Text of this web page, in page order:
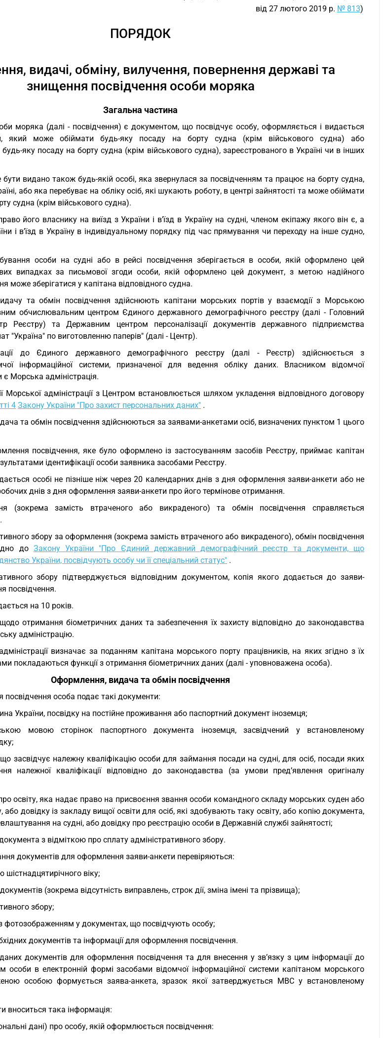
від 27 лютого 2019 р. № 813)
ПОРЯДОК
видачі, обміну, вилучення, повернення державі та
знищення посвідчення особи моряка
Загальна частина
моряка (далі - посвідчення) є документом, що посвідчує особу, оформляється і видається
який може обіймати будь-яку посаду на борту судна (крім військового судна) або
яку посаду на борту судна (крім військового судна), зареєстрованого в Україні чи в інших
видано також будь-якій особі, яка звернулася за посвідченням та працює на борту судна,
або яка перебуває на обліку осіб, які шукають роботу, в центрі зайнятості та може обіймати
судна (крім військового судна).
його власнику на виїзд з України і в’їзд в Україну на судні, членом екіпажу якого він є, а
і в’їзд в Україну в індивідуальному порядку під час прямування чи переходу на інше судно,
особи на судні або в рейсі посвідчення зберігається в особи, якій оформлено цей
випадках за письмової згоди особи, якій оформлено цей документ, з метою надійного
може зберігатися у капітана відповідного судна.
та обмін посвідчення здійснюють капітани морських портів у взаємодії з Морською
обчислювальним центром Єдиного державного демографічного реєстру (далі - Головний
Реєстру) та Державним центром персоналізації документів державного підприємства
"Україна" по виготовленню паперів" (далі - Центр).
до Єдиного державного демографічного реєстру (далі - Реєстр) здійснюється з
інформаційної системи, призначеної для ведення обліку даних. Власником відомчої
є Морська адміністрація.
Морської адміністрації з Центром встановлюється шляхом укладення відповідного договору
4 Закону України "Про захист персональних даних" .
та обмін посвідчення здійснюються за заявами-анкетами осіб, визначених пунктом 1 цього
посвідчення, яке було оформлено із застосуванням засобів Реєстру, приймає капітан
ідентифікації особи заявника засобами Реєстру.
особі не пізніше ніж через 20 календарних днів з дня оформлення заяви-анкети або не
днів з дня оформлення заяви-анкети про його термінове отримання.
(зокрема замість втраченого або викраденого) та обмін посвідчення справляється
збору за оформлення (зокрема замість втраченого або викраденого), обмін посвідчення
до Закону України "Про Єдиний державний демографічний реєстр та документи, що
України, посвідчують особу чи її спеціальний статус" .
збору підтверджується відповідним документом, копія якого додається до заяви-
посвідчення.
на 10 років.
отримання біометричних даних та забезпечення їх захисту відповідно до законодавства
адміністрацію.
визначає за поданням капітана морського порту працівників, на яких згідно з їх
покладаються функції з отримання біометричних даних (далі - уповноважена особа).
Оформлення, видача та обмін посвідчення
особа подає такі документи:
України, посвідку на постійне проживання або паспортний документ іноземця;
мовою сторінок паспортного документа іноземця, засвідчений у встановленому
засвідчує належну кваліфікацію особи для займання посади на судні, для осіб, посади яких
належної кваліфікації відповідно до законодавства (за умови пред’явлення оригіналу
освіту, яка надає право на присвоєння звання особи командного складу морських суден або
або довідку із закладу вищої освіти для осіб, які здобувають таку освіту, або копію документа,
на судні, або довідку про реєстрацію особи в Державній службі зайнятості;
з відміткою про сплату адміністративного збору.
документів для оформлення заяви-анкети перевіряються:
віку;
(зокрема відсутність виправлень, строк дії, зміна імені та прізвища);
збору;
фотозображенням у документах, що посвідчують особу;
документів та інформації для оформлення посвідчення.
документів для оформлення посвідчення та для внесення у зв’язку з цим інформації до
особи в електронній формі засобами відомчої інформаційної системи капітаном морського
особою формується заява-анкета, зразок якої затверджується МВС у встановленому
вноситься така інформація:
дані) про особу, якій оформлюється посвідчення: